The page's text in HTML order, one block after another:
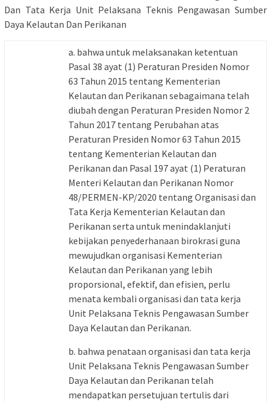
Dan Tata Kerja Unit Pelaksana Teknis Pengawasan Sumber
Daya Kelautan Dan Perikanan
a. bahwa untuk melaksanakan ketentuan
Pasal 38 ayat (1) Peraturan Presiden Nomor
63 Tahun 2015 tentang Kementerian
Kelautan dan Perikanan sebagaimana telah
diubah dengan Peraturan Presiden Nomor 2
Tahun 2017 tentang Perubahan atas
Peraturan Presiden Nomor 63 Tahun 2015
tentang Kementerian Kelautan dan
Perikanan dan Pasal 197 ayat (1) Peraturan
Menteri Kelautan dan Perikanan Nomor
48/PERMEN-KP/2020 tentang Organisasi dan
Tata Kerja Kementerian Kelautan dan
Perikanan serta untuk menindaklanjuti
kebijakan penyederhanaan birokrasi guna
mewujudkan organisasi Kementerian
Kelautan dan Perikanan yang lebih
proporsional, efektif, dan efisien, perlu
menata kembali organisasi dan tata kerja
Unit Pelaksana Teknis Pengawasan Sumber
Daya Kelautan dan Perikanan.
b. bahwa penataan organisasi dan tata kerja
Unit Pelaksana Teknis Pengawasan Sumber
Daya Kelautan dan Perikanan telah
mendapatkan persetujuan tertulis dari